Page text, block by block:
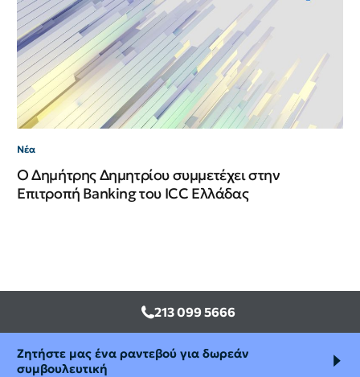
Νέα
Ο Δημήτρης Δημητρίου συμμετέχει στην
Επιτροπή Banking του ICC Ελλάδας
213 099 5666
Ζητήστε μας ένα ραντεβού για δωρεάν
συμβουλευτική